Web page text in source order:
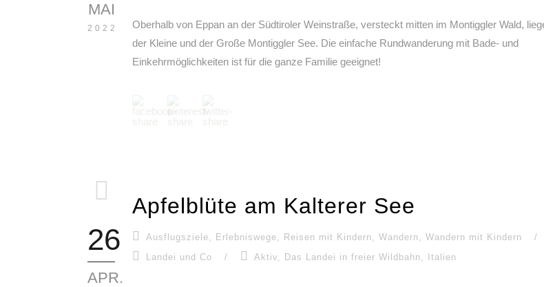
MAI
2022
Oberhalb von Eppan an der Südtiroler Weinstraße, versteckt mitten im Montiggler Wald,
der Kleine und der Große Montiggler See. Die einfache Rundwanderung mit Bade- und
Einkehrmöglichkeiten ist für die ganze Familie geeignet!
26
APR.
Apfelblüte am Kalterer See
Ausflugsziele, Erlebniswege, Reisen mit Kindern, Wandern, Wandern mit Kindern
/
Landei und Co
/ Aktiv, Das Landei in freier Wildbahn, Italien